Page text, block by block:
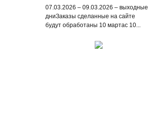
07.03.2026 – 09.03.2026 – выходные
дниЗаказы сделанные на сайте
будут обработаны 10 мартас 10...